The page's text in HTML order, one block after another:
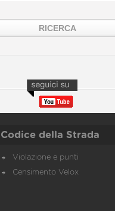
Codice della Strada
Violazione e punti
Censimento Velox